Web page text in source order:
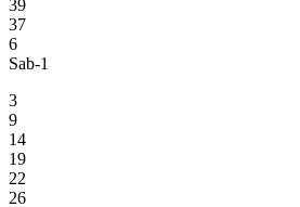
39
37
6
Sab-1
3
9
14
19
22
26